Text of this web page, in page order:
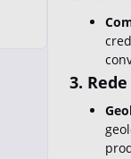
3.